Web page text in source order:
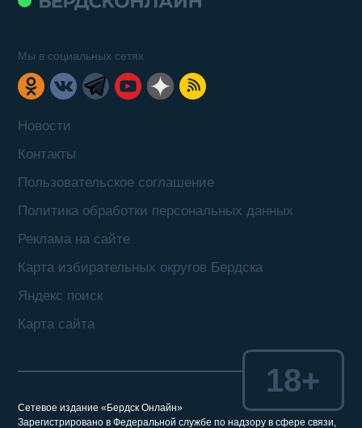
Новости
Контакты
Пользовательское соглашение
Политика обработки персональных данных
Реклама на сайте
Карта избирательных округов Бердска
Яндекс поиск
Карта сайта
Мы в социальных сетях
Сетевое издание «Бердск Онлайн»
Зарегистрировано в Федеральной службе по надзору в сфере связи,
18+